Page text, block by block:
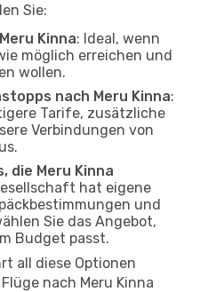
Sie:
Kinna: Ideal, wenn
möglich erreichen und
wollen.
nach Meru Kinna:
Tarife, zusätzliche
Verbindungen von
die Meru Kinna
hat eigene
und
Sie das Angebot,
Budget passt.
all diese Optionen
nach Meru Kinna